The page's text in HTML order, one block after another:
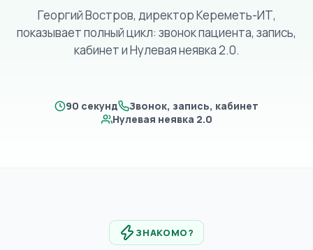
Георгий Востров, директор Кереметь-ИТ,
показывает полный цикл: звонок пациента, запись,
кабинет и Нулевая неявка 2.0.
директор
Кереметь-
1:3090 секунд
Звонок, запись, кабинет
Нулевая неявка 2.0
ЗНАКОМО?